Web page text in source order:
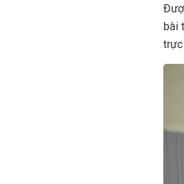
bài
trực